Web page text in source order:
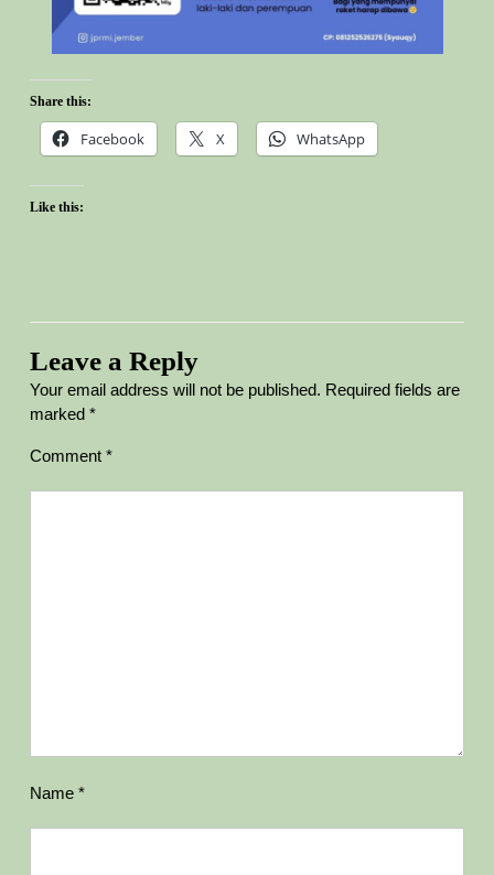
Share this:
Facebook X WhatsApp
Like this:
Leave a Reply
Your email address will not be published. Required fields are
marked *
Comment *
Name *